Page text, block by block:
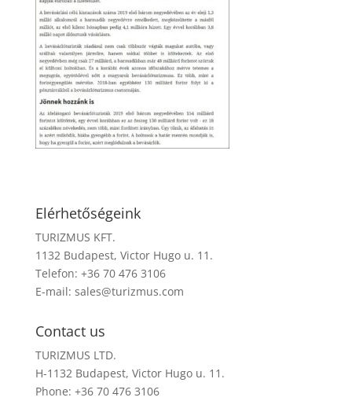
Elérhetőségeink
TURIZMUS KFT.
1132 Budapest, Victor Hugo u. 11.
Telefon: +36 70 476 3106
E-mail: sales@turizmus.com
Contact us
TURIZMUS LTD.
H-1132 Budapest, Victor Hugo u. 11.
Phone: +36 70 476 3106